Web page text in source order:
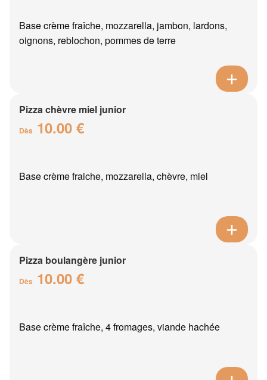
Base crème fraîche, mozzarella, jambon, lardons,
oignons, reblochon, pommes de terre
Pizza chèvre miel junior
Dès 10.00 €
Base crème fraiche, mozzarella, chèvre, miel
Pizza boulangère junior
Dès 10.00 €
Base crème fraîche, 4 fromages, viande hachée